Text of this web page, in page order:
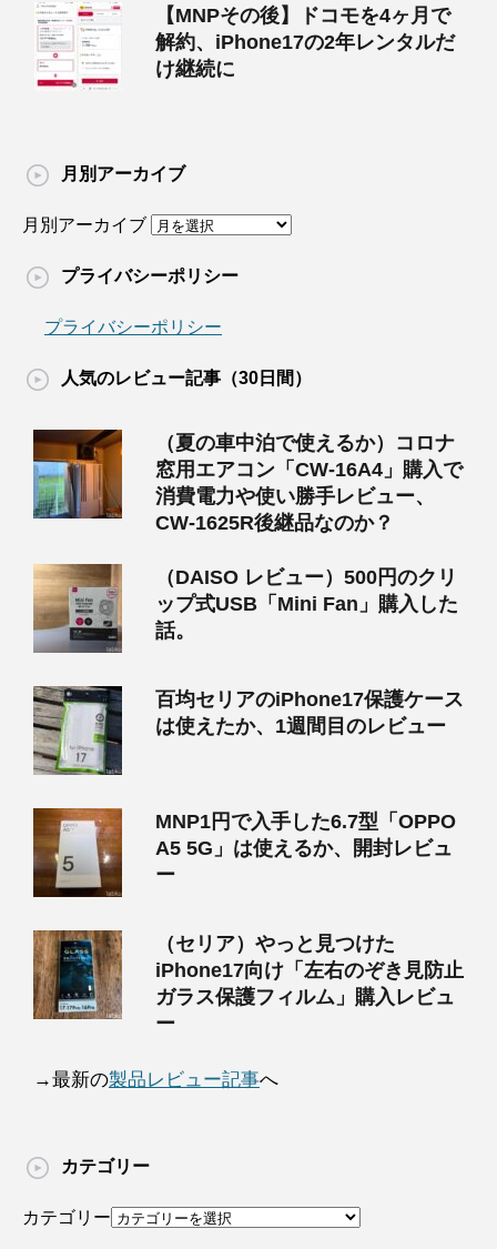
【MNPその後】ドコモを4ヶ月で
解約、iPhone17の2年レンタルだ
け継続に
月別アーカイブ
月別アーカイブ
プライバシーポリシー
プライバシーポリシー
人気のレビュー記事（30日間）
（夏の車中泊で使えるか）コロナ
窓用エアコン「CW-16A4」購入で
消費電力や使い勝手レビュー、
CW-1625R後継品なのか？
（DAISO レビュー）500円のクリ
ップ式USB「Mini Fan」購入した
話。
百均セリアのiPhone17保護ケース
は使えたか、1週間目のレビュー
MNP1円で入手した6.7型「OPPO
A5 5G」は使えるか、開封レビュ
ー
（セリア）やっと見つけた
iPhone17向け「左右のぞき見防止
ガラス保護フィルム」購入レビュ
ー
→最新の製品レビュー記事へ
カテゴリー
カテゴリー